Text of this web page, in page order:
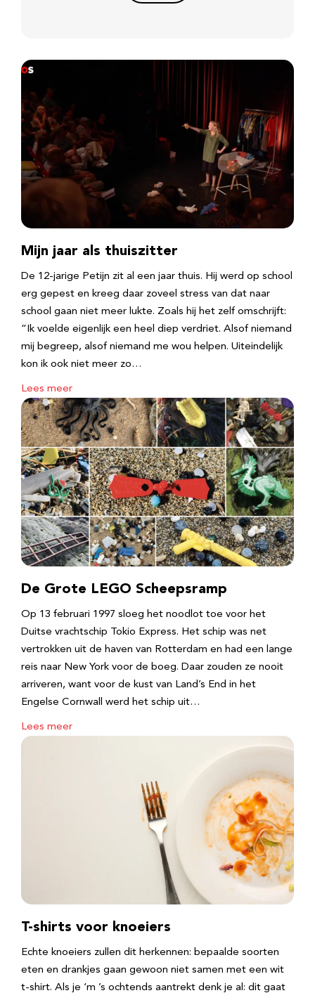
Mijn jaar als thuiszitter
De 12-jarige Petijn zit al een jaar thuis. Hij werd op school
erg gepest en kreeg daar zoveel stress van dat naar
school gaan niet meer lukte. Zoals hij het zelf omschrijft:
“Ik voelde eigenlijk een heel diep verdriet. Alsof niemand
mij begreep, alsof niemand me wou helpen. Uiteindelijk
kon ik ook niet meer zo…
Lees meer
De Grote LEGO Scheepsramp
Op 13 februari 1997 sloeg het noodlot toe voor het
Duitse vrachtschip Tokio Express. Het schip was net
vertrokken uit de haven van Rotterdam en had een lange
reis naar New York voor de boeg. Daar zouden ze nooit
arriveren, want voor de kust van Land’s End in het
Engelse Cornwall werd het schip uit…
Lees meer
T-shirts voor knoeiers
Echte knoeiers zullen dit herkennen: bepaalde soorten
eten en drankjes gaan gewoon niet samen met een wit
t-shirt. Als je ‘m ’s ochtends aantrekt denk je al: dit gaat